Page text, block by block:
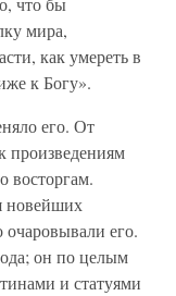
мира,
как умереть в
к Богу».
его. От
произведениям
восторгам.
новейших
его.
он по целым
и статуями